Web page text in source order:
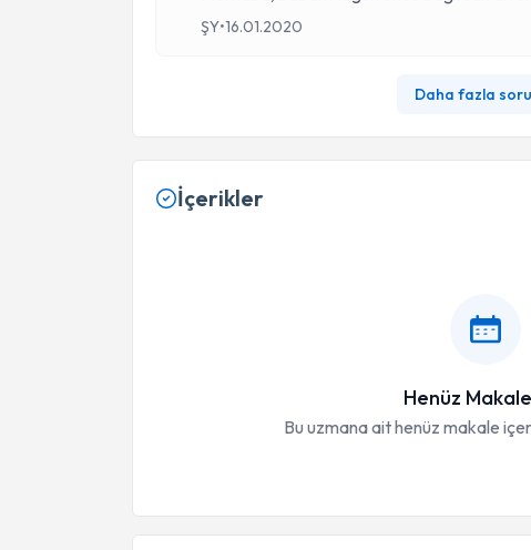
ŞY•16.01.2020
Daha fazla soru
İçerikler
Henüz
Bu uzmana ait henüz makale